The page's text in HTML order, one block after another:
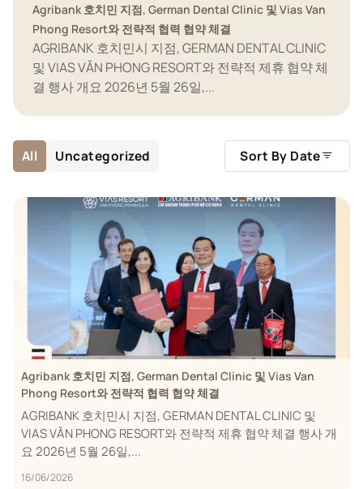
Agribank 호치민 지점, German Dental Clinic 및 Vias Van
Phong Resort와 전략적 협력 협약 체결
AGRIBANK 호치민시 지점, GERMAN DENTAL CLINIC
및 VIAS VĂN PHONG RESORT와 전략적 제휴 협약 체
결 행사 개요 2026년 5월 26일,...
All Uncategorized Sort By Date
Agribank 호치민 지점, German Dental Clinic 및 Vias Van
Phong Resort와 전략적 협력 협약 체결
AGRIBANK 호치민시 지점, GERMAN DENTAL CLINIC 및
VIAS VĂN PHONG RESORT와 전략적 제휴 협약 체결 행사 개
요 2026년 5월 26일,...
16/06/2026